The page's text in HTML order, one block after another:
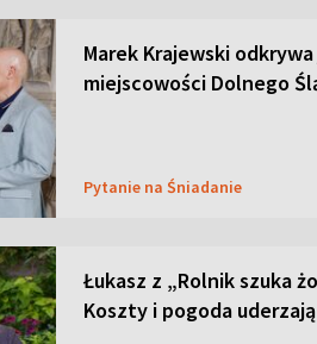
Marek Krajewski
miejscowości Dolnego
Pytanie na Śniadanie
Łukasz z „Rolnik szuka
Koszty i pogoda